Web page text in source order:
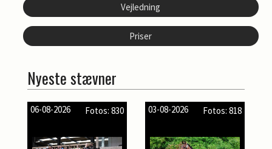
Vejledning
Priser
Nyeste stævner
06-08-2026 Fotos: 830 03-08-2026 Fotos: 818